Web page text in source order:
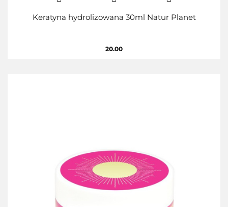
Keratyna hydrolizowana 30ml Natur Planet
20.00